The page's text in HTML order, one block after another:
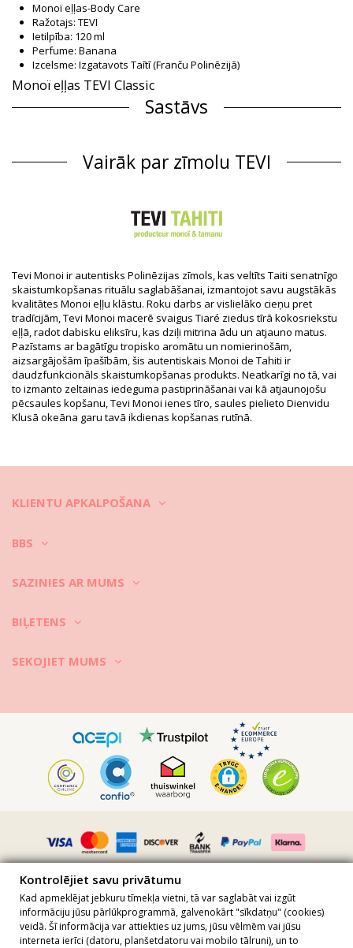
Monoï eļļas-Body Care
Ražotajs: TEVI
Ietilpība: 120 ml
Perfume: Banana
Izcelsme: Izgatavots Taītī (Franču Polinēzijā)
Monoï eļļas TEVI Classic
Sastāvs
Produkta informācija
Nodaļa: Unisex, Monoï eļļas
EAN: Izmērs unikāls (3076003233520)
Retušēti foto
Mazgāšanas un kopšanas
pamācība
Kopšanas pamācība šim priekšmetam: TEVI Monoi
Gourmand Banane 125Ml
Vairāk par zīmolu TEVI
Tevi Monoi ir autentisks Polinēzijas zīmols, kas veltīts Taiti senatnīgo
skaistumkopšanas rituālu saglabāšanai, izmantojot savu augstākās
kvalitātes Monoi eļļu klāstu. Roku darbs ar vislielāko cieņu pret
tradīcijām, Tevi Monoi macerē svaigus Tiaré ziedus tīrā kokosriekstu
eļļā, radot dabisku eliksīru, kas dziļi mitrina ādu un atjauno matus.
Pazīstams ar bagātīgu tropisko aromātu un nomierinošām,
aizsargājošām īpašībām, šis autentiskais Monoi de Tahiti ir
daudzfunkcionāls skaistumkopšanas produkts. Neatkarīgi no tā, vai
to izmanto zeltainas iedeguma pastiprināšanai vai kā atjaunojošu
pēcsaules kopšanu, Tevi Monoi ienes tīro, saules pielieto Dienvidu
Klusā okeāna garu tavā ikdienas kopšanas rutīnā.
KLIENTU APKALPOŠANA
BBS
SAZINIES AR MUMS
BIĻETENS
SEKOJIET MUMS
Visas cenas ietver PVN · PVN numurs FR36509778270 · Visas tiesības
aizsargātas ©2023 Brazilian Bikini Shop
Kontrolējiet savu privātumu
Kad apmeklējat jebkuru tīmekļa vietni, tā var saglabāt vai izgūt
informāciju jūsu pārlūkprogrammā, galvenokārt "sīkdatņu" (cookies)
veidā. Šī informācija var attiekties uz jums, jūsu vēlmēm vai jūsu
interneta ierīci (datoru, planšetdatoru vai mobilo tālruni), un to